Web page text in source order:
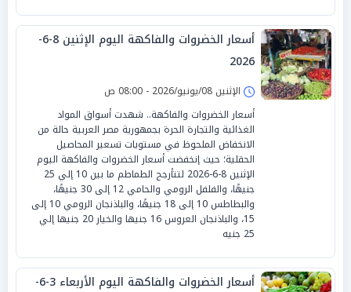
أسعار الخضروات والفاكهة اليوم الإثنين 8-6-
2026
الإثنين 08/يونيو/2026 - 08:00 ص
أسعار الخضروات والفاكهة.. شهدت أسواق المواد
الغذائية والتجارة الحرة بجمهورية مصر العربية حالة من
الانخفاض الملحوظ في مستويات تسعير المحاصيل
الحقلية؛ حيث إنخفضت أسعار الخضروات والفاكهة اليوم
الإثنين 8-6-2026 لتتأرجح الطماطم ما بين 10 إلي 25
جنيهًا، والفلفل الرومي والحامي 12 إلى 30 جنيهًا،
والبطاطس 10 إلى 18 جنيهًا، والباذنجان الرومي 10 إلى
15، والباذنجان العروس 16 جنيها والخيار 20 جنيها إلي
25 جنيه
أسعار الخضروات والفاكهة اليوم الأربعاء 3-6-